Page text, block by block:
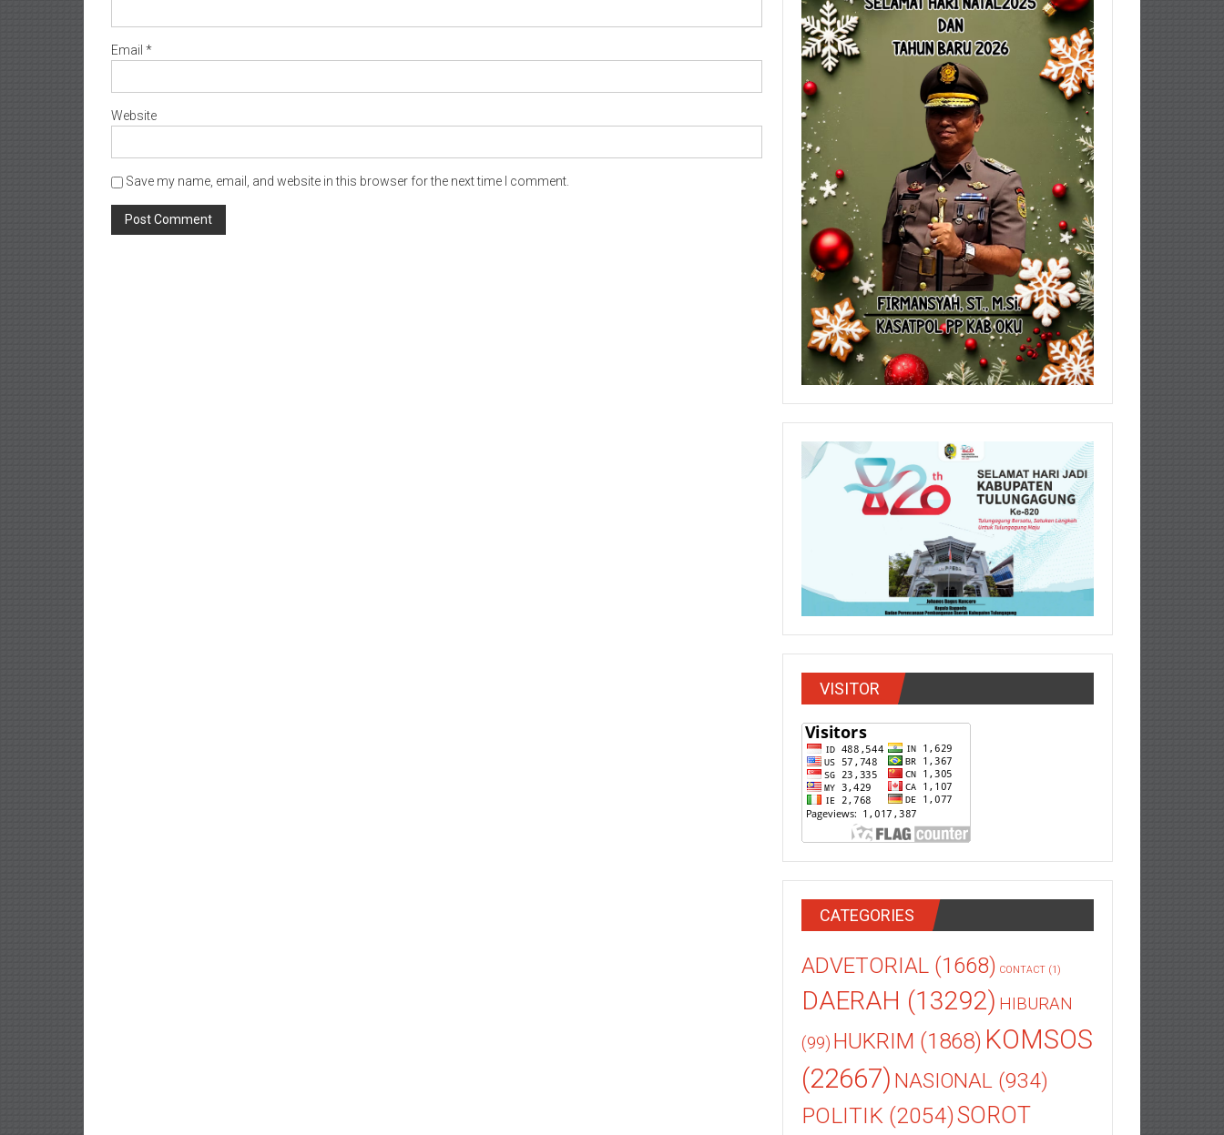
Email *
Website
Save my name, email, and website in this browser for the next time I comment.
VISITOR
CATEGORIES
ADVETORIAL (1668) CONTACT (1)
DAERAH (13292) HIBURAN
(99) HUKRIM (1868) KOMSOS
(22667) NASIONAL (934)
POLITIK (2054)SOROT